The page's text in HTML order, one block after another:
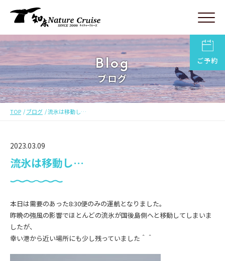
ご予約
Blog
ブログ
TOP ブログ 流氷は移動し…
2023.03.09
流氷は移動し…
本日は需要のあった8:30便のみの運航となりました。
昨晩の強風の影響でほとんどの流氷が国後島側へと移動してしまいま
したが、
幸い港から近い場所にも少し残っていました＾＾